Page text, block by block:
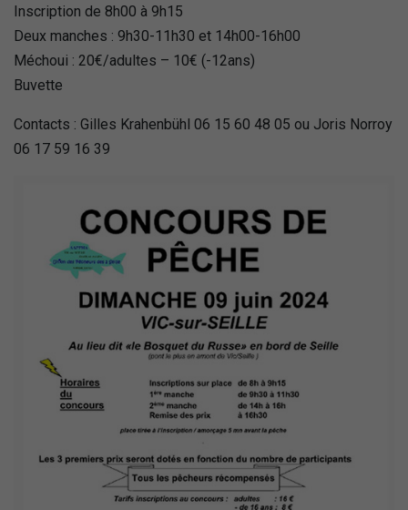
Inscription de 8h00 à 9h15
Deux manches : 9h30-11h30 et 14h00-16h00
Méchoui : 20€/adultes – 10€ (-12ans)
Buvette
Contacts : Gilles Krahenbühl 06 15 60 48 05 ou Joris Norroy
06 17 59 16 39